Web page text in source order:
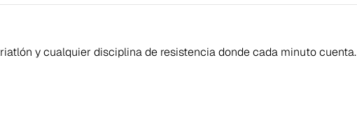
y cualquier disciplina de resistencia donde cada minuto cuenta.